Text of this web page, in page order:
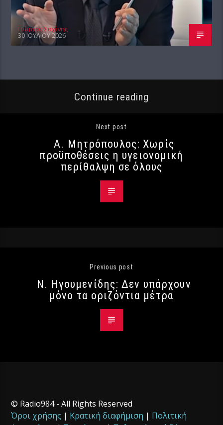
Γιώργος Σαχίνης
30 ΙΟΥΛΊΟΥ 2026
Continue reading
Next post
Α. Μητρόπουλος: Χωρίς
προϋποθέσεις η υγειονομική
περίθαλψη σε όλους
Previous post
Ν. Ηγουμενίδης: Δεν υπάρχουν
μόνο τα οριζόντια μέτρα
© Radio984 - All Rights Reserved
Όροι χρήσης | Κρατική διαφήμιση | Πολιτική